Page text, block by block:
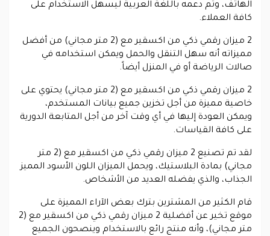
الهاتف، وتم دعمه باللغة العربية ليسهل الاستخدام على
كافة العملاء.
2 ميزان رقمي ذكي من اكسقير مع (2 متر مجاني) من أفضل
مميزاته أنه سهل التنقل والحمل ويمكن استخدامه في
صالات الرياضة أو في المنزل أيضاً.
2 ميزان رقمي ذكي من اكسقير مع (2 متر مجاني) يحتوي على
خاصية مميزة من أجل تخزين جميع بيانات المستخدم،
ويمكن العودة إليها في أي وقت آخر من أجل المتابعة الدورية
على كافة القياسات.
لقد تم تصنيع 2 ميزان رقمي ذكي من اكسقير مع (2 متر
مجاني) بمادة البلاستيك، ويحمل الميزان اللون الأسود المميز
الجذاب، والذي يفضله العديد من الأشخاص.
قام الكثير من المشترين بترك بعض الآراء المميزة على
موقع تخير عن أفضلية 2 ميزان رقمي ذكي من اكسقير مع (2
متر مجاني)، وأنه منتج رائع بالاستخدام وينصحون الجميع